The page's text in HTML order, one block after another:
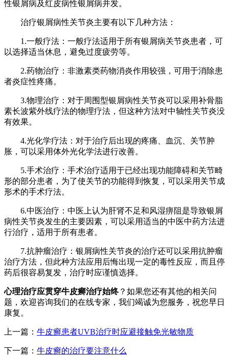
性银屑病及红皮病性银屑病并发。
治疗银屑病性关节炎主要有以下几种方法：
1.一般疗法：一般疗法适用于所有银屑病关节炎患者，可
以选择适当休息，避免过度疲劳等。
2.药物治疗：非激素类药物消炎作用较强，可用于消除患
者炎症性疼痛。
3.物理治疗：对于周围型银屑病性关节炎可以采用补骨脂
素长波紫外线疗法的物理疗法，但这种方法对中轴性关节炎没
有效果。
4.光化学疗法：对于治疗后出现的疼痛、血沉、关节肿
胀，可以采用体外光化学法进行改善。
5.手术治疗：手术治疗适用于已经出现功能障碍和关节畸
形的部分患者，为了使关节的功能得到恢复，可以采用关节成
形术的手术疗法。
6.中医治疗：中医上认为肝肾不足和风湿痹阻是导致银屑
病性关节炎发生的主要因素，可以采用适当的中医中药方法进
行治疗，适用于所有患者。
7.抗肿瘤治疗：银屑病性关节炎的治疗还可以采用抗肿瘤
治疗方法，但此种方法应用后悔出现一定的毒性反应，而且停
药后很容易复发，治疗时应谨慎选择。
心理治疗应贯穿牛皮癣治疗始终？如果您还有其他的相关问
题，欢迎咨询我们的在线专家，我们竭诚为您服务，祝您早日
康复。
上一篇： 牛皮癣患者UVB治疗时应避接触免光敏物质
下一篇： 牛皮癣的治疗要注意什么